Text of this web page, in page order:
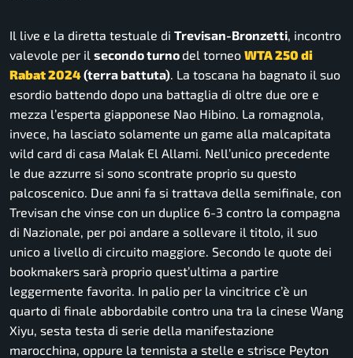
Il live e la diretta testuale di Trevisan-Bronzetti, incontro
valevole per il secondo turno del torneo WTA250 di
Rabat 2024(terra battuta). La toscana ha bagnato il suo
esordio battendo dopo una battaglia di oltre due ore e
mezza l’esperta giapponese Nao Hibino. La romagnola,
invece, ha lasciato solamente un game alla malcapitata
wild card di casa Malak El Allami. Nell’unico precedente
le due azzurre si sono scontrate proprio su questo
palcoscenico. Due anni fa si trattava della semifinale, con
Trevisan che vinse con un duplice 6-3 contro la compagna
di Nazionale, per poi andare a sollevare il titolo, il suo
unico a livello di circuito maggiore. Secondo le quote dei
bookmakers sarà proprio quest’ultima a partire
leggermente favorita. In palio per la vincitrice c’è un
quarto di finale abbordabile contro una tra la cinese Wang
Xiyu, sesta testa di serie della manifestazione
marocchina, oppure la tennista a stelle e strisce Peyton